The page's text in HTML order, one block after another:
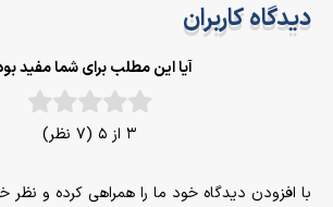
دیدگاه کاربران
آیا این مطلب برای شما مفید
3 از 5 (7 نظر)
با افزودن دیدگاه خود ما را همراهی کرده و نظر